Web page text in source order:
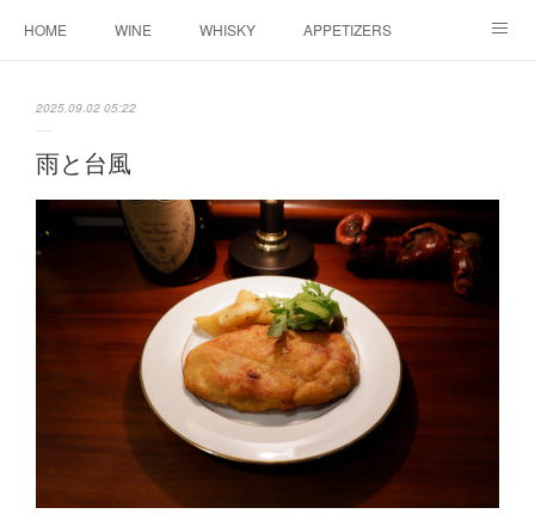
HOME WINE WHISKY APPETIZERS
2025.09.02 05:22
雨と台風